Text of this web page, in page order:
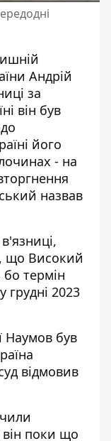
Андрій
за
він був
його
- на
назвав
,
що Високий
бо термін
2023
Наумов був
відмовив
поки що